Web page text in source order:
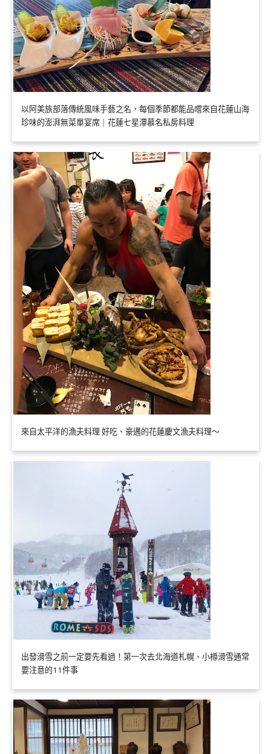
以阿美族部落傳統風味手藝之名，每個季節都能品嚐來自花蓮山海
珍味的澎湃無菜單宴席｜花蓮七星潭慕名私房料理
來自太平洋的漁夫料理 好吃、豪邁的花蓮慶文漁夫料理～
出發滑雪之前一定要先看過！第一次去北海道札幌、小樽滑雪通常
要注意的11件事